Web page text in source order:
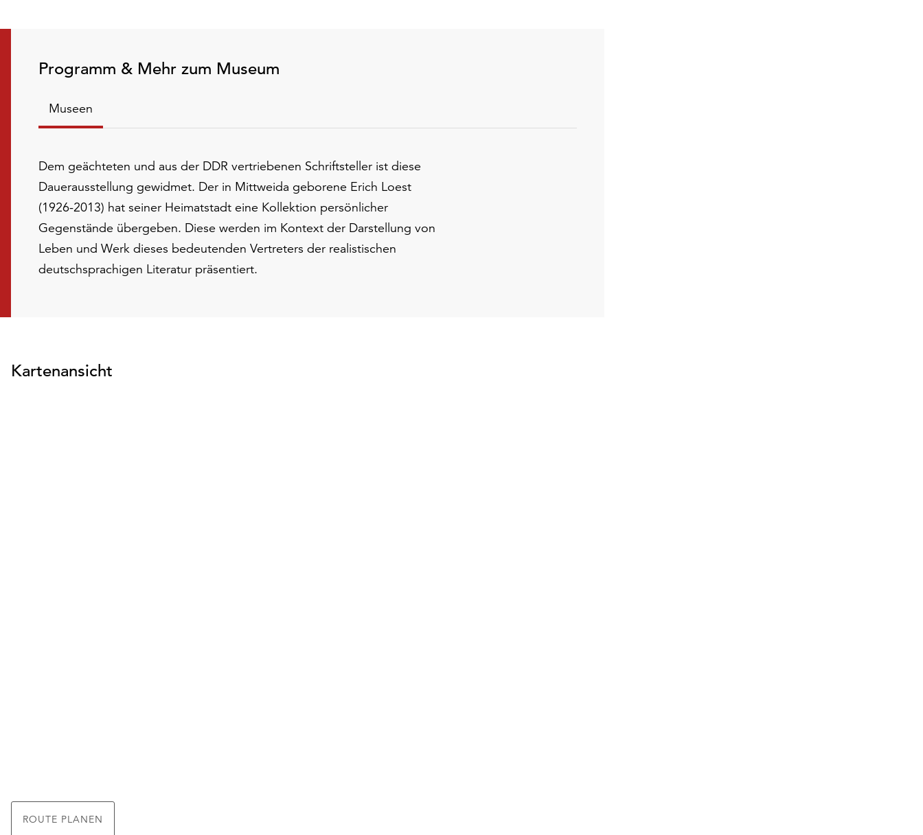
Programm & Mehr zum Museum
Museen
Dem geächteten und aus der DDR vertriebenen Schriftsteller ist diese
Dauerausstellung gewidmet. Der in Mittweida geborene Erich Loest
(1926-2013) hat seiner Heimatstadt eine Kollektion persönlicher
Gegenstände übergeben. Diese werden im Kontext der Darstellung von
Leben und Werk dieses bedeutenden Vertreters der realistischen
deutschsprachigen Literatur präsentiert.
Kartenansicht
ROUTE PLANEN